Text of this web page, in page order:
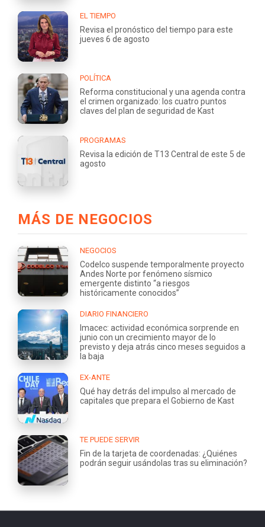
EL TIEMPO
Revisa el pronóstico del tiempo para este
jueves 6 de agosto
POLÍTICA
Reforma constitucional y una agenda contra
el crimen organizado: los cuatro puntos
claves del plan de seguridad de Kast
PROGRAMAS
Revisa la edición de T13 Central de este 5 de
agosto
MÁS DE NEGOCIOS
NEGOCIOS
Codelco suspende temporalmente proyecto
Andes Norte por fenómeno sísmico
emergente distinto “a riesgos
históricamente conocidos”
DIARIO FINANCIERO
Imacec: actividad económica sorprende en
junio con un crecimiento mayor de lo
previsto y deja atrás cinco meses seguidos a
la baja
EX-ANTE
Qué hay detrás del impulso al mercado de
capitales que prepara el Gobierno de Kast
TE PUEDE SERVIR
Fin de la tarjeta de coordenadas: ¿Quiénes
podrán seguir usándolas tras su eliminación?